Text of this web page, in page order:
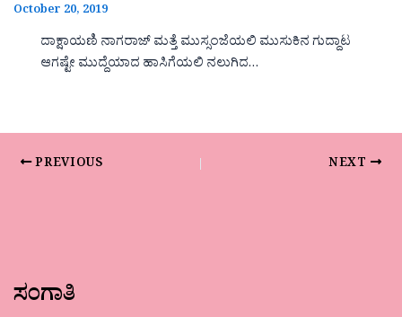
October 20, 2019
ದಾಕ್ಷಾಯಣಿ ನಾಗರಾಜ್ ಮತ್ತೆ ಮುಸ್ಸಂಜೆಯಲಿ ಮುಸುಕಿನ ಗುದ್ದಾಟ
ಆಗಷ್ಟೇ ಮುದ್ದೆಯಾದ ಹಾಸಿಗೆಯಲಿ ನಲುಗಿದ…
PREVIOUS NEXT
ಸಂಗಾತಿ